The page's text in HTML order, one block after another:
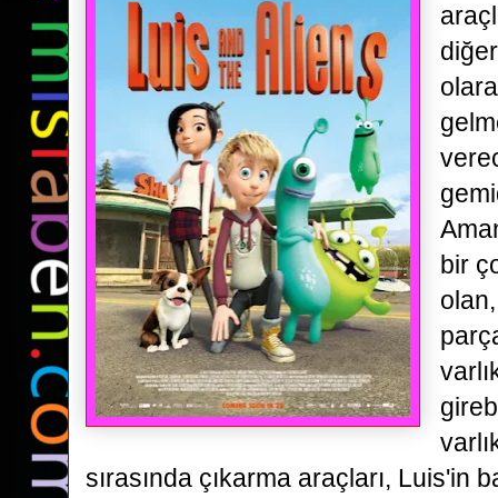
bir
sırasında çıkarma araçları, Luis'in